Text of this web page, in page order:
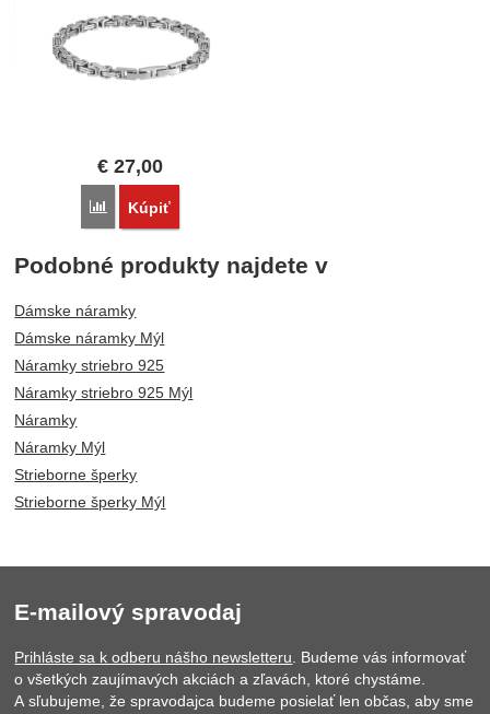
€ 27,00
Porovnať
Kúpiť
Podobné produkty najdete v
Dámske náramky
Dámske náramky Mýl
Náramky striebro 925
Náramky striebro 925 Mýl
Náramky
Náramky Mýl
Strieborne šperky
Strieborne šperky Mýl
E-mailový spravodaj
Prihláste sa k odberu nášho newsletteru . Budeme vás informovať
o všetkých zaujímavých akciách a zľavách, ktoré chystáme.
A sľubujeme, že spravodajca budeme posielať len občas, aby sme